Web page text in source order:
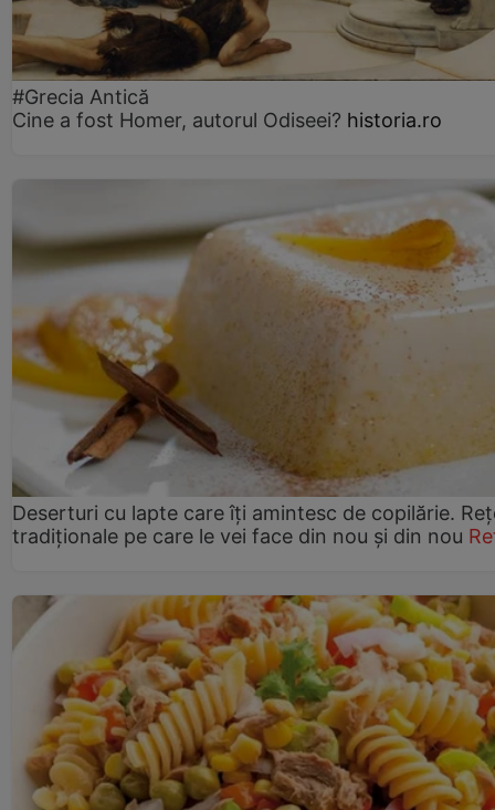
#Grecia Antică
Cine a fost Homer, autorul Odiseei? historia.ro
Deserturi cu lapte care îți amintesc de copilărie.
tradiționale pe care le vei face din nou și din nou